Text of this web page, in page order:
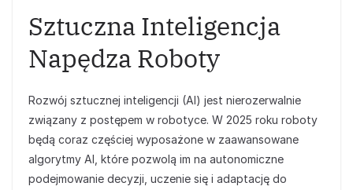
Sztuczna Inteligencja
Napędza Roboty
Rozwój sztucznej inteligencji (AI) jest nierozerwalnie
związany z postępem w robotyce. W 2025 roku roboty
będą coraz częściej wyposażone w zaawansowane
algorytmy AI, które pozwolą im na autonomiczne
podejmowanie decyzji, uczenie się i adaptację do